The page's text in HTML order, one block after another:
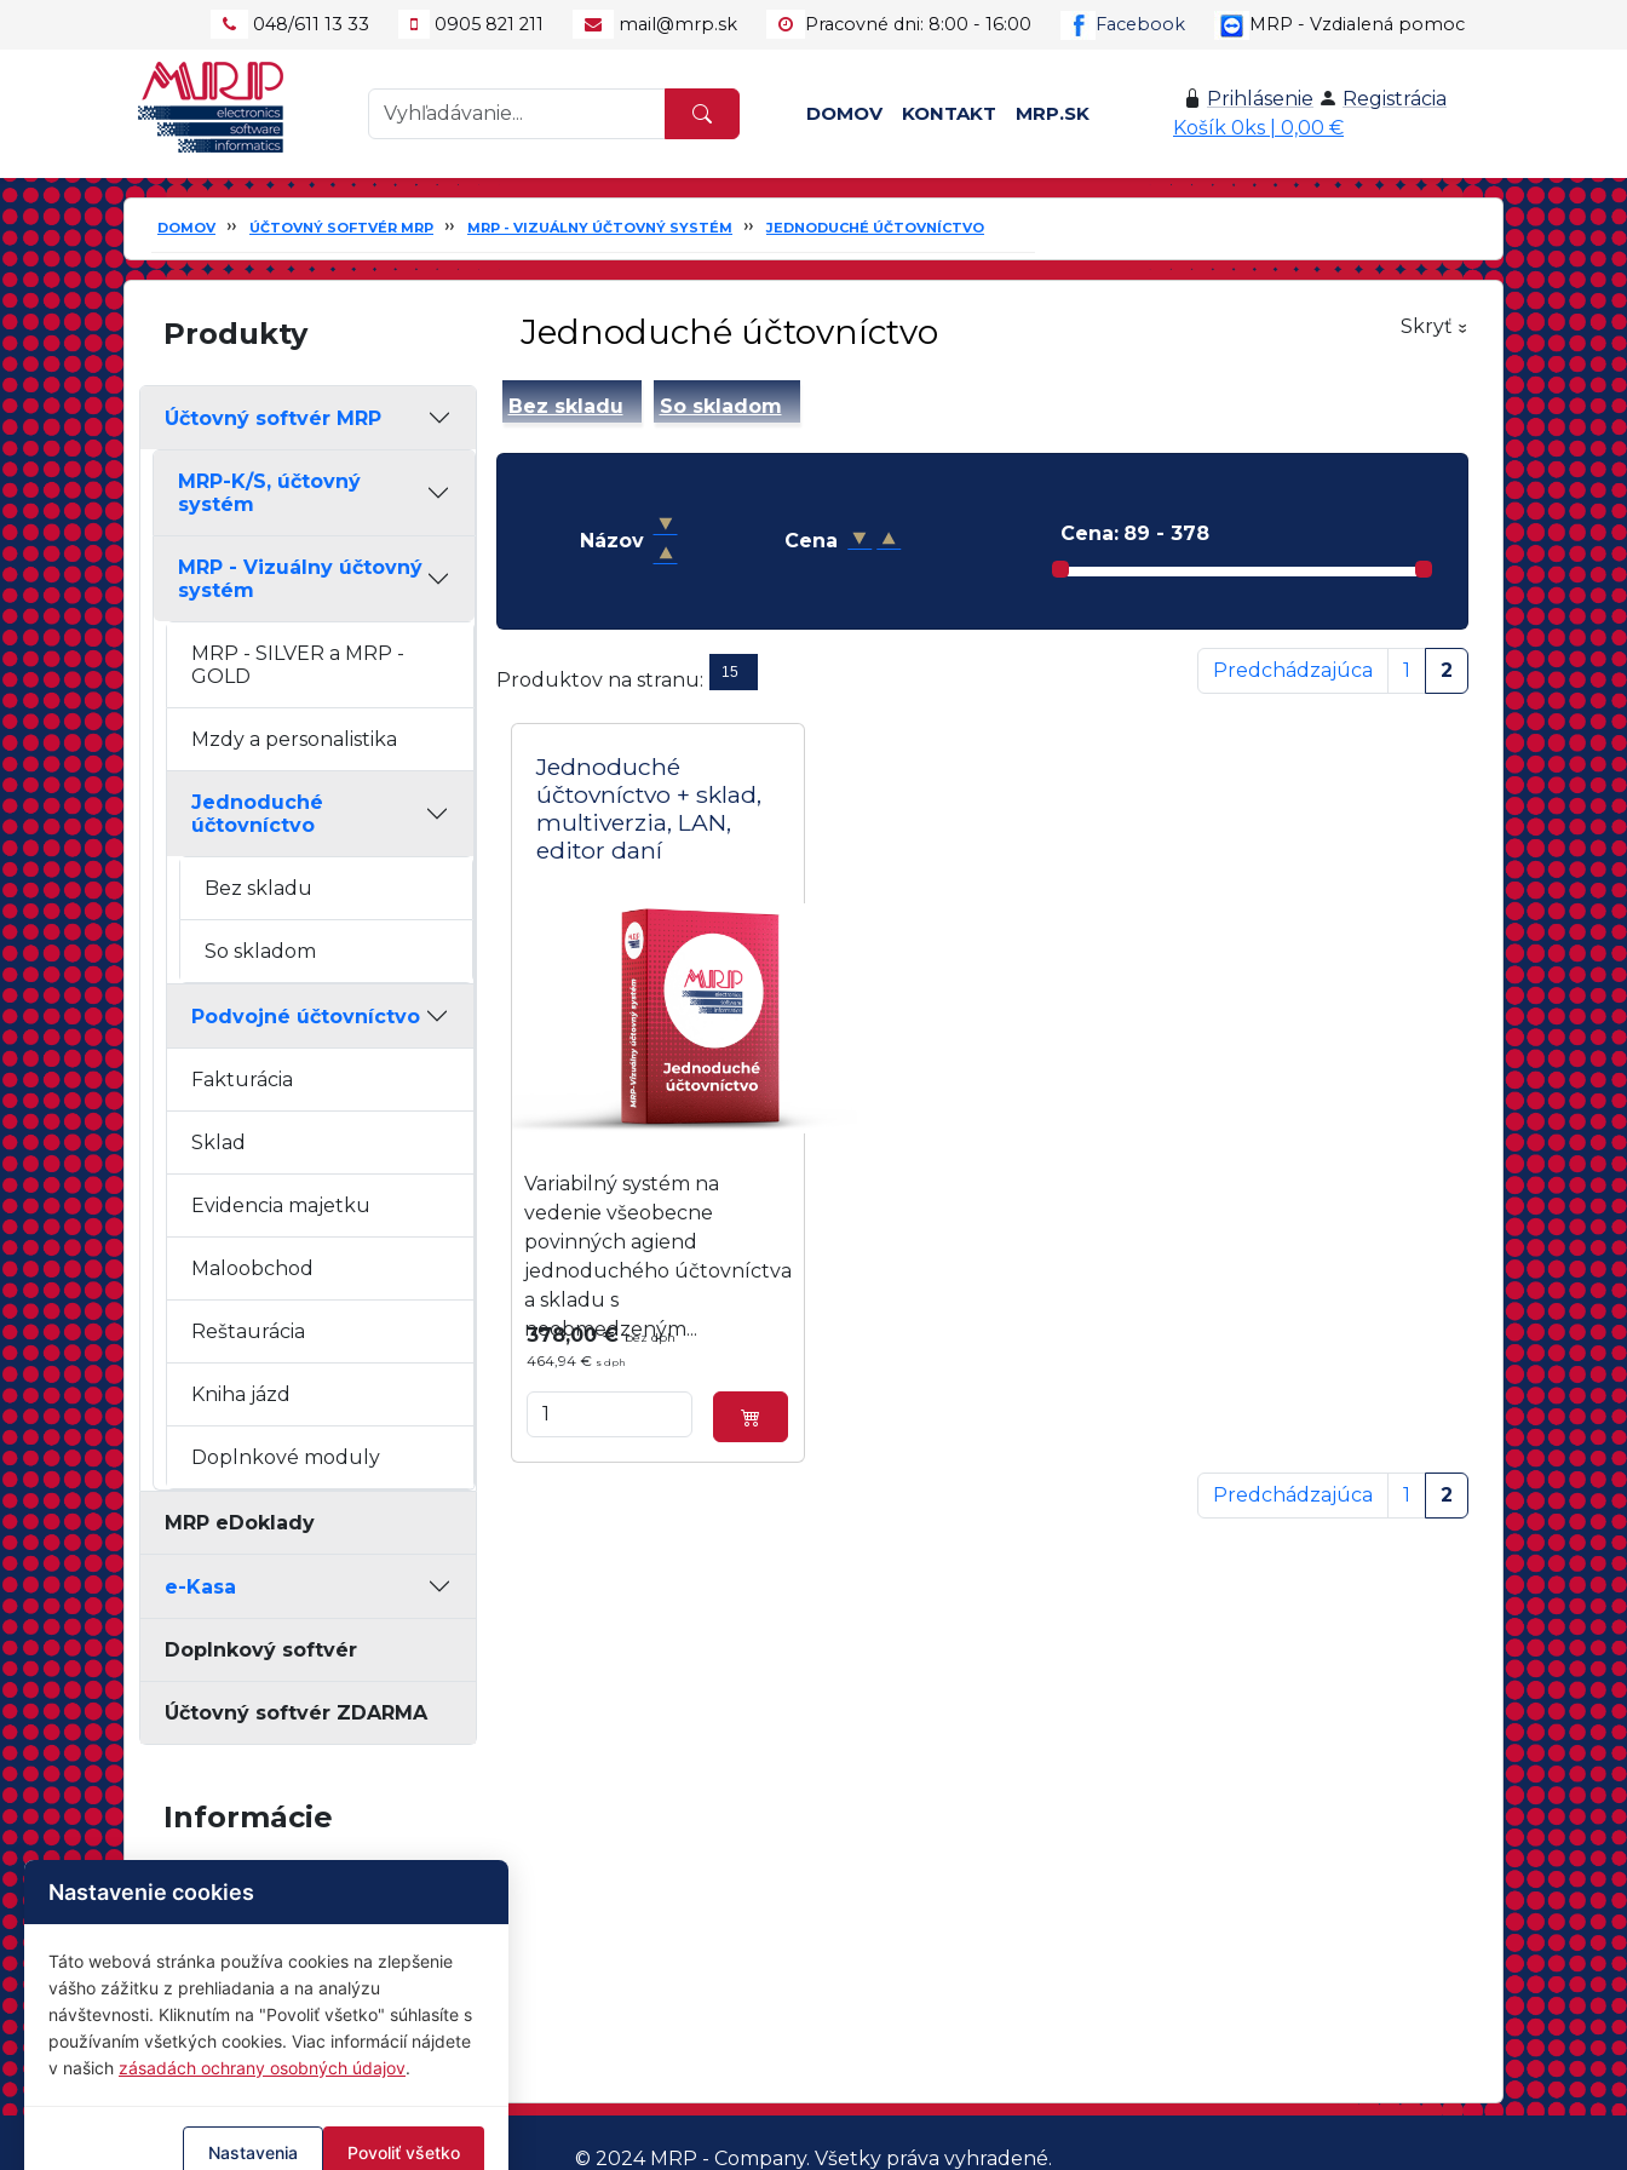
048/611 13 33 0905 821 211 mail@mrp.sk Pracovné dni: 8:00 - 16:00 Facebook MRP - Vzdialená pomoc
DOMOV KONTAKT MRP.SK
Prihlásenie
Registrácia
Košík 0ks | 0,00 €
DOMOV ÚČTOVNÝ SOFTVÉR MRP MRP - VIZUÁLNY ÚČTOVNÝ SYSTÉM JEDNODUCHÉ ÚČTOVNÍCTVO
Produkty
Účtovný softvér MRP
MRP-K/S, účtovný
systém
MRP - Vizuálny účtovný
systém
MRP - SILVER a MRP -
GOLD
Mzdy a personalistika
Jednoduché
účtovníctvo
Bez skladu
So skladom
Podvojné účtovníctvo
Fakturácia
Sklad
Evidencia majetku
Maloobchod
Reštaurácia
Kniha jázd
Doplnkové moduly
MRP eDoklady
e-Kasa
Doplnkový softvér
Účtovný softvér ZDARMA
Informácie
Kontakt
Obchodné podmienky
Ochrana osobných údajov
Skryť
Jednoduché účtovníctvo
Bez skladu So skladom
Názov Cena Cena: 89 - 378
Produktov na stranu: 15 Predchádzajúca 1 2
Jednoduché
účtovníctvo + sklad,
multiverzia, LAN,
editor daní
Variabilný systém na
vedenie všeobecne
povinných agiend
jednoduchého účtovníctva
a skladu s
neobmedzeným...
378,00 €bez dph
464,94 € s dph
Predchádzajúca 1 2
© 2024 MRP - Company. Všetky práva vyhradené.
Nastavenie cookies
Táto webová stránka používa cookies na zlepšenie
vášho zážitku z prehliadania a na analýzu
návštevnosti. Kliknutím na "Povoliť všetko" súhlasíte s
používaním všetkých cookies. Viac informácií nájdete
v našich zásadách ochrany osobných údajov.
Nastavenia Povoliť všetko